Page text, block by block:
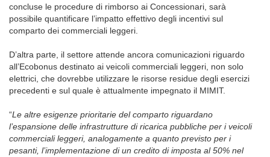
concluse le procedure di rimborso ai Concessionari, sarà
possibile quantificare l’impatto effettivo degli incentivi sul
comparto dei commerciali leggeri.
D’altra parte, il settore attende ancora comunicazioni riguardo
all’Ecobonus destinato ai veicoli commerciali leggeri, non solo
elettrici, che dovrebbe utilizzare le risorse residue degli esercizi
precedenti e sul quale è attualmente impegnato il MIMIT.
“Le altre esigenze prioritarie del comparto riguardano
l’espansione delle infrastrutture di ricarica pubbliche per i veicoli
commerciali leggeri, analogamente a quanto previsto per i
pesanti, l’implementazione di un credito di imposta al 50% nel